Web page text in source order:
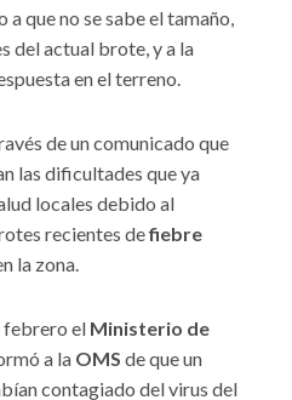
a que no se sabe el tamaño,
del actual brote, y a la
en el terreno.
de un comunicado que
las dificultades que ya
locales debido al
recientes defiebre
la zona.
febrero el Ministerio de
a la OMS de que un
contagiado del virus del